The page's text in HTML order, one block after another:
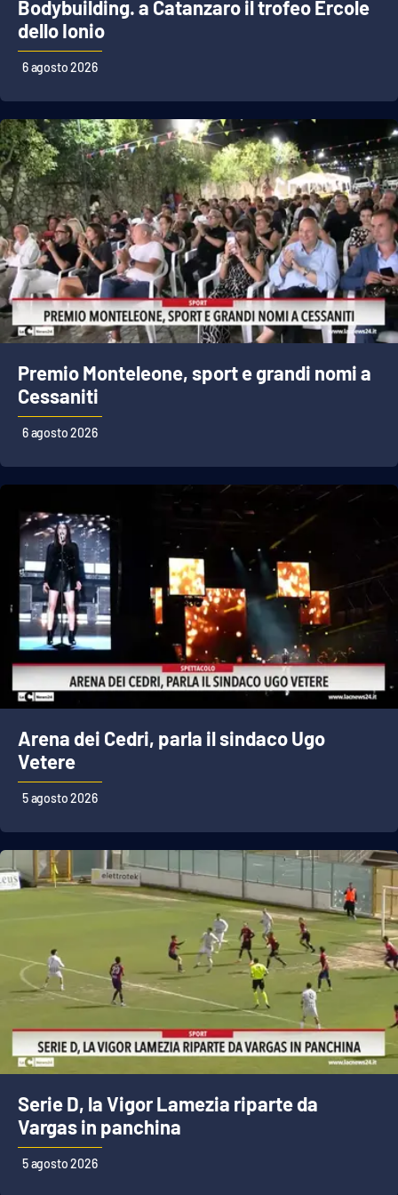
EDIZIONI
LOCALI
Catanzaro
Crotone
Vibo Valentia
Reggio Calabria
Cosenza
Lamezia Terme
PROGETTI
SPECIALI
Buona Sanità Calabria
LA
CALABRIAVISIONE
Destinazioni
Eventi
Food
Storie
LAC
NETWORK
Lacplay.it
Lactv.it
Laconair.it
Lacapitalenews.it
Ilreggino.it
Cosenzachannel.it
Ilvibonese.it
Catanzarochannel.it
Bodybuilding. a Catanzaro il trofeo Ercole
dello Ionio
6 agosto 2026
Premio Monteleone, sport e grandi nomi a
Cessaniti
6 agosto 2026
Arena dei Cedri, parla il sindaco Ugo
Vetere
5 agosto 2026
Serie D, la Vigor Lamezia riparte da
Vargas in panchina
5 agosto 2026